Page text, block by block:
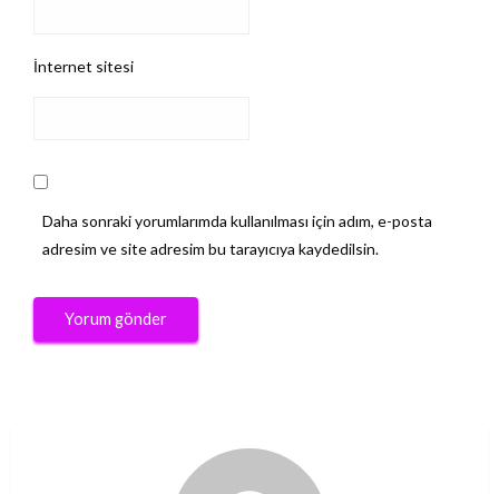
İnternet sitesi
Daha sonraki yorumlarımda kullanılması için adım, e-posta
adresim ve site adresim bu tarayıcıya kaydedilsin.